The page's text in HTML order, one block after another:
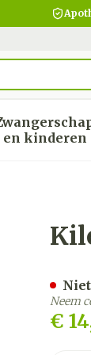
voor
en kinderen
Toon
12
€
Neem